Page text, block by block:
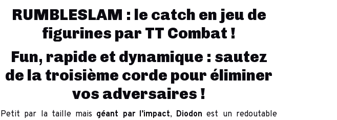
RUMBLESLAM : le catch en jeu de
figurines par TT Combat !
Fun, rapide et dynamique : sautez
de la troisième corde pour éliminer
vos adversaires !
Petit par la taille mais géant par l’impact, Diodon est un redoutable